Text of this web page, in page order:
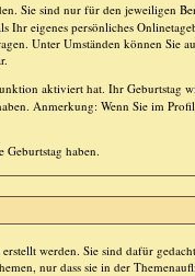
Sie sind nur für den jeweiligen
Ihr eigenes persönliches
Unter Umständen können Sie
aktiviert hat. Ihr Geburtstag
Anmerkung: Wenn Sie im
Geburtstag haben.
werden. Sie sind dafür
nur dass sie in der